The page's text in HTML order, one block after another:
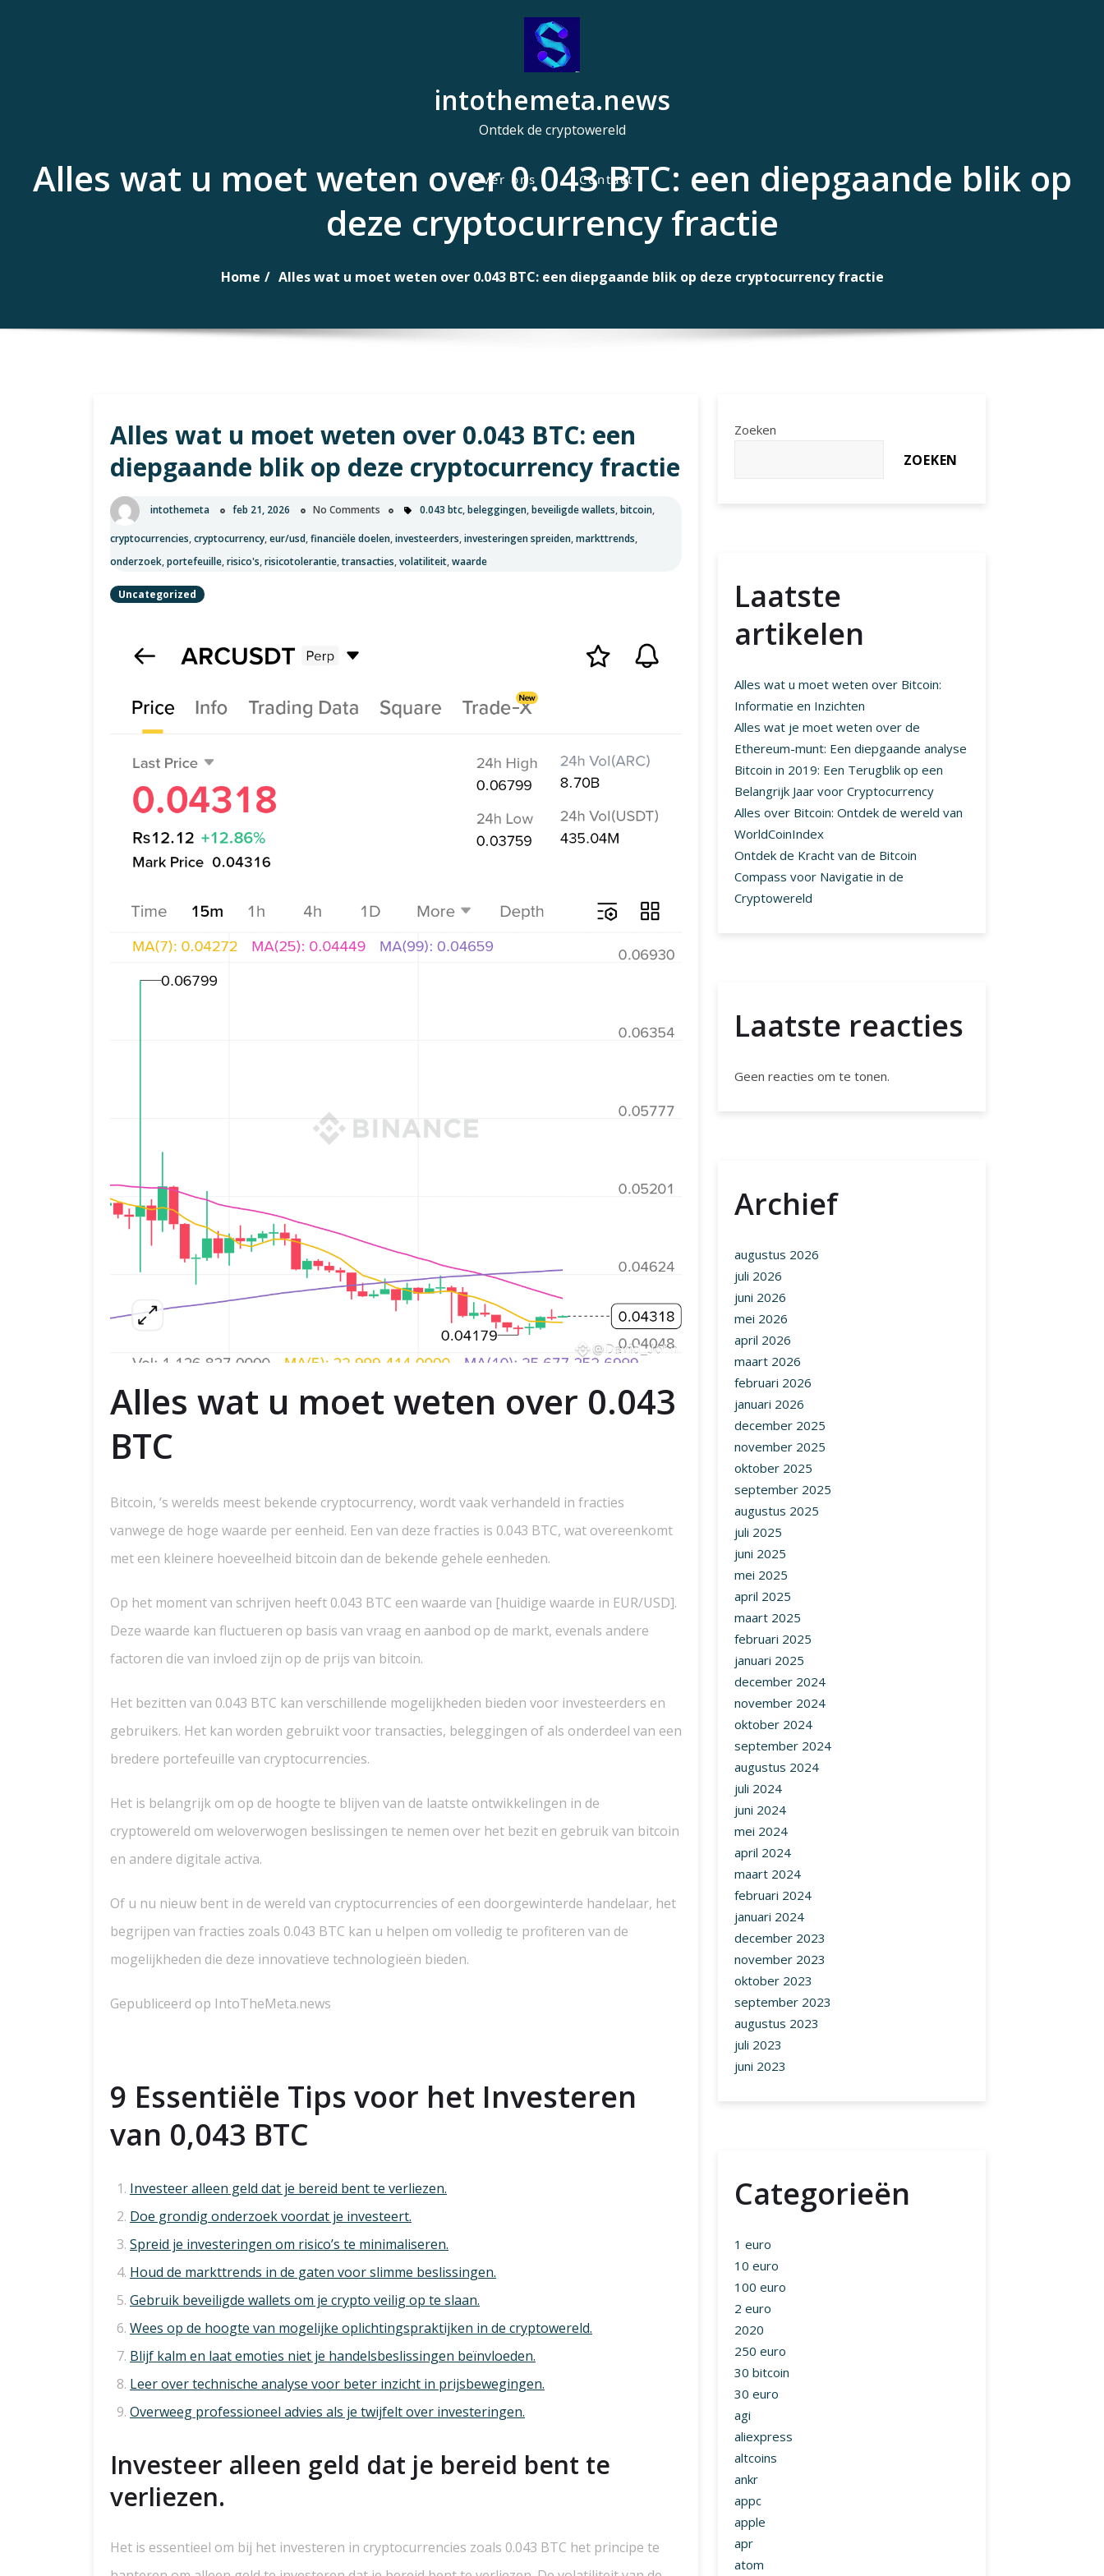
intothemeta.news
Ontdek de cryptowereld
H
o
d
e
Over ons Contact
Alles wat u moet weten over 0.043 BTC: een diepgaande blik op
deze cryptocurrency fractie
Home Alles wat u moet weten over 0.043 BTC: een diepgaande blik op deze cryptocurrency fractie
Alles wat u moet weten over 0.043 BTC: een
diepgaande blik op deze cryptocurrency fractie
intothemeta feb 21, 2026 No Comments 0.043 btc,beleggingen,beveiligde wallets,bitcoin,
cryptocurrencies,cryptocurrency,eur/usd,financiële doelen,investeerders,investeringen spreiden,markttrends,
onderzoek,portefeuille,risico's,risicotolerantie,transacties,volatiliteit,waarde
Uncategorized
Alles wat u moet weten over 0.043
BTC
Bitcoin, ’s werelds meest bekende cryptocurrency, wordt vaak verhandeld in fracties
vanwege de hoge waarde per eenheid. Een van deze fracties is 0.043 BTC, wat overeenkomt
met een kleinere hoeveelheid bitcoin dan de bekende gehele eenheden.
Op het moment van schrijven heeft 0.043 BTC een waarde van [huidige waarde in EUR/USD].
Deze waarde kan fluctueren op basis van vraag en aanbod op de markt, evenals andere
factoren die van invloed zijn op de prijs van bitcoin.
Het bezitten van 0.043 BTC kan verschillende mogelijkheden bieden voor investeerders en
gebruikers. Het kan worden gebruikt voor transacties, beleggingen of als onderdeel van een
bredere portefeuille van cryptocurrencies.
Het is belangrijk om op de hoogte te blijven van de laatste ontwikkelingen in de
cryptowereld om weloverwogen beslissingen te nemen over het bezit en gebruik van bitcoin
en andere digitale activa.
Of u nu nieuw bent in de wereld van cryptocurrencies of een doorgewinterde handelaar, het
begrijpen van fracties zoals 0.043 BTC kan u helpen om volledig te profiteren van de
mogelijkheden die deze innovatieve technologieën bieden.
Gepubliceerd op IntoTheMeta.news
9 Essentiële Tips voor het Investeren
van 0,043 BTC
Investeer alleen geld dat je bereid bent te verliezen.
Doe grondig onderzoek voordat je investeert.
Spreid je investeringen om risico’s te minimaliseren.
Houd de markttrends in de gaten voor slimme beslissingen.
Gebruik beveiligde wallets om je crypto veilig op te slaan.
Wees op de hoogte van mogelijke oplichtingspraktijken in de cryptowereld.
Blijf kalm en laat emoties niet je handelsbeslissingen beïnvloeden.
Leer over technische analyse voor beter inzicht in prijsbewegingen.
Overweeg professioneel advies als je twijfelt over investeringen.
Investeer alleen geld dat je bereid bent te
verliezen.
Het is essentieel om bij het investeren in cryptocurrencies zoals 0.043 BTC het principe te
Zoeken
ZOEKEN
Laatste
artikelen
Alles wat u moet weten over Bitcoin:
Informatie en Inzichten
Alles wat je moet weten over de
Ethereum-munt: Een diepgaande analyse
Bitcoin in 2019: Een Terugblik op een
Belangrijk Jaar voor Cryptocurrency
Alles over Bitcoin: Ontdek de wereld van
WorldCoinIndex
Ontdek de Kracht van de Bitcoin
Compass voor Navigatie in de
Cryptowereld
Laatste reacties
Geen reacties om te tonen.
Archief
augustus 2026
juli 2026
juni 2026
mei 2026
april 2026
maart 2026
februari 2026
januari 2026
december 2025
november 2025
oktober 2025
september 2025
augustus 2025
juli 2025
juni 2025
mei 2025
april 2025
maart 2025
februari 2025
januari 2025
december 2024
november 2024
oktober 2024
september 2024
augustus 2024
juli 2024
juni 2024
mei 2024
april 2024
maart 2024
februari 2024
januari 2024
december 2023
november 2023
oktober 2023
september 2023
augustus 2023
juli 2023
juni 2023
Categorieën
1 euro
10 euro
100 euro
2 euro
2020
250 euro
30 bitcoin
30 euro
agi
aliexpress
altcoins
ankr
appc
apple
apr
atom